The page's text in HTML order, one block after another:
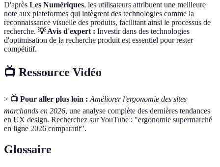
D'après Les Numériques, les utilisateurs attribuent une meilleure
note aux plateformes qui intègrent des technologies comme la
reconnaissance visuelle des produits, facilitant ainsi le processus de
recherche. 💡 Avis d'expert : Investir dans des technologies
d'optimisation de la recherche produit est essentiel pour rester
compétitif.
📺 Ressource Vidéo
> 📺 Pour aller plus loin : Améliorer l'ergonomie des sites
marchands en 2026, une analyse complète des dernières tendances
en UX design. Recherchez sur YouTube : "ergonomie supermarché
en ligne 2026 comparatif".
Glossaire